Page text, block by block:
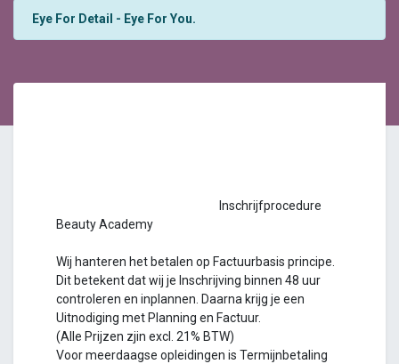
Eye For Detail - Eye For You.
Inschrijfprocedure
Beauty Academy
Wij hanteren het betalen op Factuurbasis principe.
Dit betekent dat wij je Inschrijving binnen 48 uur
controleren en inplannen. Daarna krijg je een
Uitnodiging met Planning en Factuur.
(Alle Prijzen zjin excl. 21% BTW)
Voor meerdaagse opleidingen is Termijnbetaling